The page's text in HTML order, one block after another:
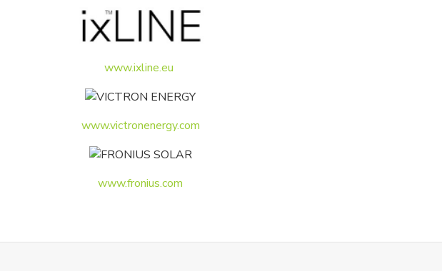
www.ixline.eu
www.victronenergy.com
www.fronius.com